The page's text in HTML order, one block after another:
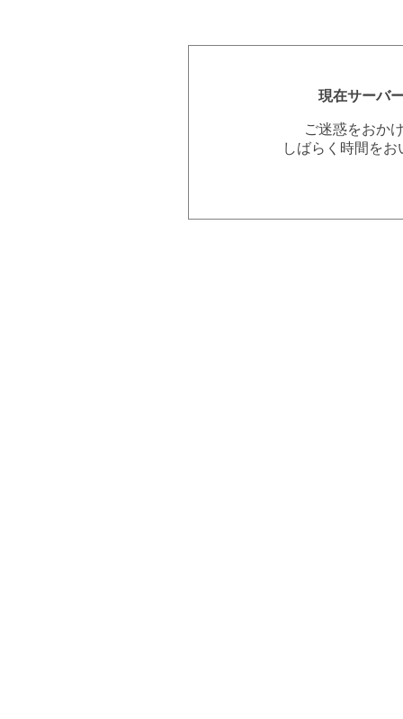
現在サーバ
ご迷惑をおか
しばらく時間を